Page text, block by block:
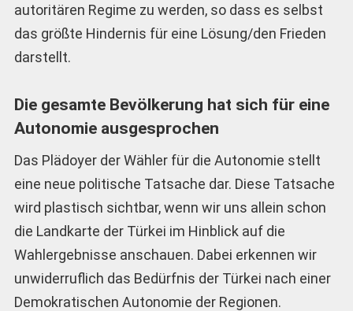
autoritären Regime zu werden, so dass es selbst
das größte Hindernis für eine Lösung/den Frieden
darstellt.
Die gesamte Bevölkerung hat sich für eine
Autonomie ausgesprochen
Das Plädoyer der Wähler für die Autonomie stellt
eine neue politische Tatsache dar. Diese Tatsache
wird plastisch sichtbar, wenn wir uns allein schon
die Landkarte der Türkei im Hinblick auf die
Wahlergebnisse anschauen. Dabei erkennen wir
unwiderruflich das Bedürfnis der Türkei nach einer
Demokratischen Autonomie der Regionen.